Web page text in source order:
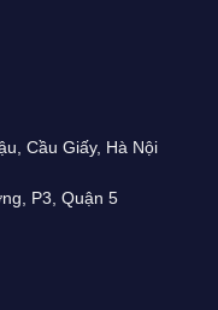
Cầu Giấy, Hà Nội
P3, Quận 5